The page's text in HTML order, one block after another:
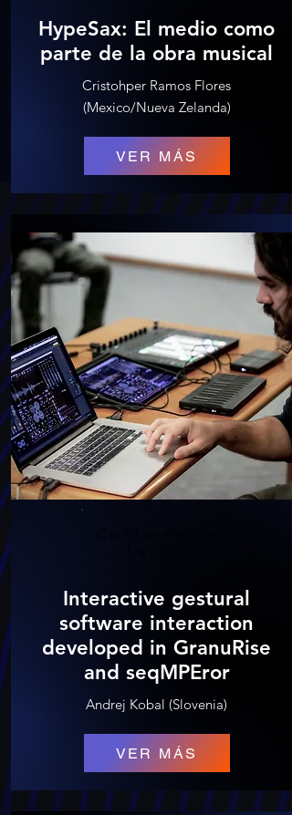
HypeSax: El medio como
parte de la obra musical
Cristohper Ramos Flores
(Mexico/Nueva Zelanda)
VER MÁS
Conferencia
Interactive gestural
software interaction
developed in GranuRise
and seqMPEror
Andrej Kobal (Slovenia)
VER MÁS